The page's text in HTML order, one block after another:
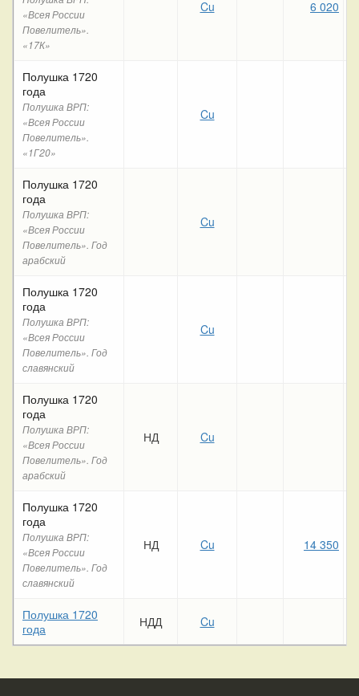
«Всея России
Повелитель».
«17К»
Cu 6 020
Полушка 1720
года
Полушка ВРП:
«Всея России
Повелитель».
«1Г20»
Cu
Полушка 1720
года
Полушка ВРП:
«Всея России
Повелитель». Год
арабский
Cu
Полушка 1720
года
Полушка ВРП:
«Всея России
Повелитель». Год
славянский
Cu
Полушка 1720
года
Полушка ВРП:
«Всея России
Повелитель». Год
арабский
НД Cu
Полушка 1720
года
Полушка ВРП:
«Всея России
Повелитель». Год
славянский
НД Cu 14 350
Полушка 1720
года
НДД Cu